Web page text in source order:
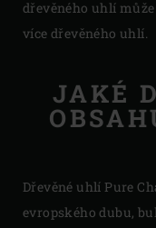
dřevěného uhlí
více dřevěného uhlí.
JAKÉ
Dřevěné uhlí Pure
evropského dubu,